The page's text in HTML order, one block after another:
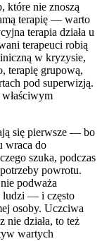
które nie znoszą
terapię — warto
terapia działa u
terapeuci robią
w kryzysie,
terapię grupową,
pod superwizją.
się pierwsze — bo
wraca do
szuka, podczas
powrotu.
podważa
ludzi — i często
osoby. Uczciwa
nie działa, to też
wartych